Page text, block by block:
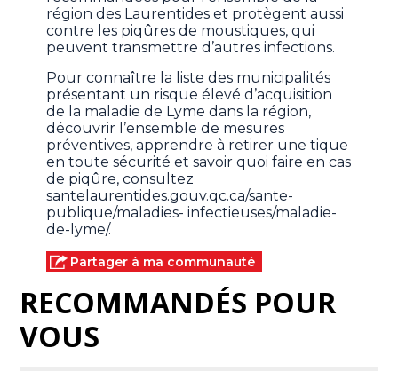
région des Laurentides et protègent aussi
contre les piqûres de moustiques, qui
peuvent transmettre d’autres infections.
Pour connaître la liste des municipalités
présentant un risque élevé d’acquisition
de la maladie de Lyme dans la région,
découvrir l’ensemble de mesures
préventives, apprendre à retirer une tique
en toute sécurité et savoir quoi faire en cas
de piqûre, consultez
santelaurentides.gouv.qc.ca/sante-
publique/maladies- infectieuses/maladie-
de-lyme/.
Partager à ma communauté
RECOMMANDÉS POUR
VOUS